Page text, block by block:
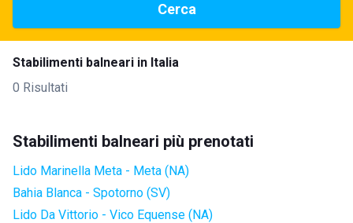
Cerca
Stabilimenti balneari in Italia
0 Risultati
Stabilimenti balneari più prenotati
Lido Marinella Meta - Meta (NA)
Bahia Blanca - Spotorno (SV)
Lido Da Vittorio - Vico Equense (NA)